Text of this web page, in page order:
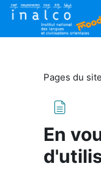
Passer au contenu
Pages du site
En